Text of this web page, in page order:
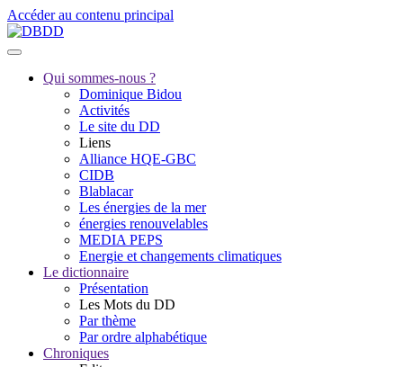
Accéder au contenu principal
Qui sommes-nous ?
Dominique Bidou
Activités
Le site du DD
Liens
Alliance HQE-GBC
CIDB
Blablacar
Les énergies de la mer
énergies renouvelables
MEDIA PEPS
Energie et changements climatiques
Le dictionnaire
Présentation
Les Mots du DD
Par thème
Par ordre alphabétique
Chroniques